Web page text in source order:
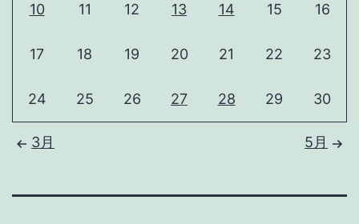
10 11 12 13 14 15 16
17 18 19 20 21 22 23
24 25 26 27 28 29 30
3月 5月